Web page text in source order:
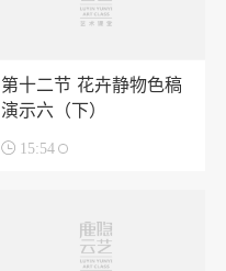
第十二节 花卉静物色稿
演示六（下）
 15:54